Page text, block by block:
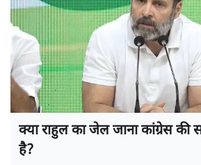
क्या राहुल का जेल जाना कांग्रेस की
है?